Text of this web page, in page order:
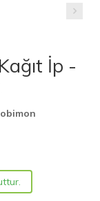
İp -